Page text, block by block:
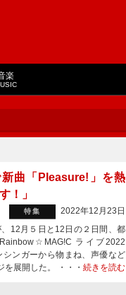
楽
曲「Pleasure!」を熱
！」
特集
2022年12月23日
12月５日と12日の２日間、都
ライブ2022
ンガーから物まね、声優など
展開した。 ・・・ 続きを読む